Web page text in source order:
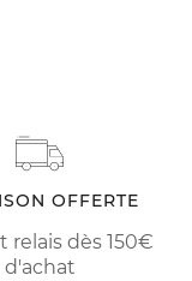
OFFERTE
relais dès 150€
d'achat